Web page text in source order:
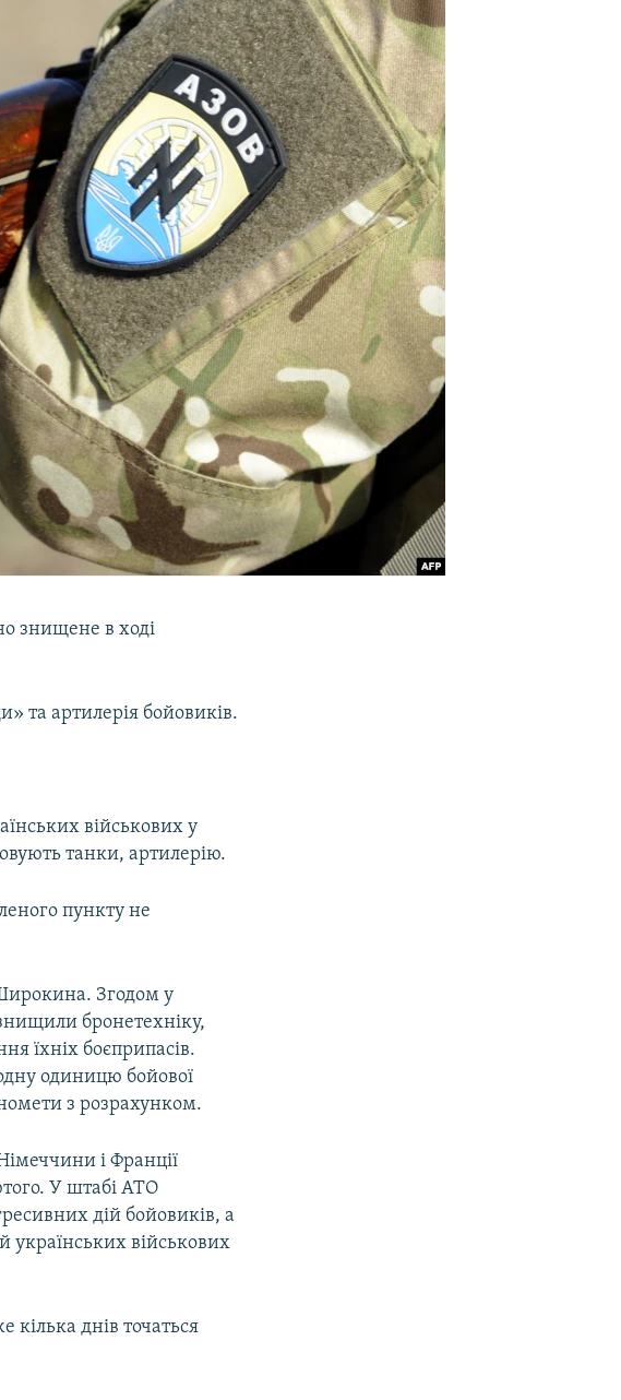
знищене в ході
та артилерія бойовиків.
військових у
танки, артилерію.
пункту не
Згодом у
бронетехніку,
їхніх боєприпасів.
одиницю бойової
з розрахунком.
і Франції
У штабі АТО
дій бойовиків, а
українських військових
днів точаться